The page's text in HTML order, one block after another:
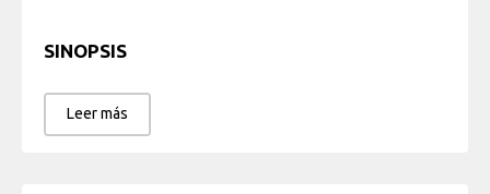
SINOPSIS
Leer más